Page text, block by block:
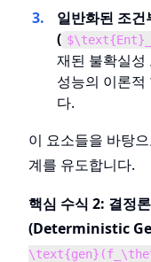
일반화된 조건
(
재된 불확실성
성능의 이론적
다.
이 요소들을 바탕
계를 유도합니다.
핵심 수식 2: 결정
(Deterministic